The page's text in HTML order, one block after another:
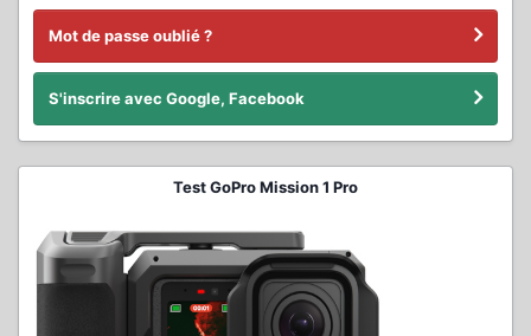
Mot de passe oublié ?
S'inscrire avec Google, Facebook
Test GoPro Mission 1 Pro